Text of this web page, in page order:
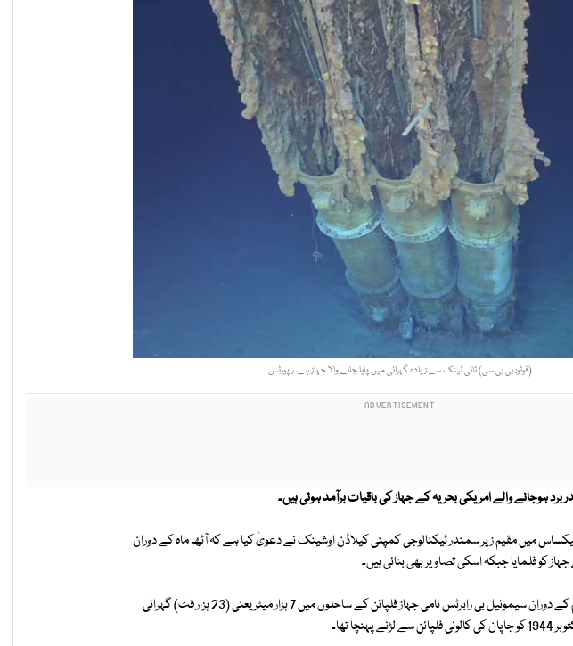
(فوٹو: بی بی سی) ٹائی ٹینک سے زیادہ گہرائی میں پایا جانے والا جہاز ہے، رپورٹس
ہوجانے والے امریکی بحریہ کے جہاز کی باقیات برآمد ہوئی ہیں۔
میں مقیم زیر سمندر ٹیکنالوجی کمپنی کیلاڈن اوشینک نے دعویٰ کیا ہے کہ آٹھ ماہ کے دوران
کو فلمایا جبکہ اسکی تصاویر بھی بنائی ہیں۔
رپورٹ میں بتایا گیا ہے کہ دوسری جنگ عظیم کے دوران سیموئیل بی رابرٹس نامی جہاز فلپائن کے ساحلوں میں 7 ہزار میٹر یعنی (23 ہزار فٹ) گہرائی